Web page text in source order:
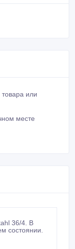
или
месте
36/4. В
состоянии.